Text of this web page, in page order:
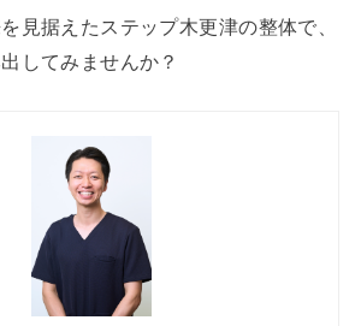
見据えたステップ木更津の整体で、
してみませんか？